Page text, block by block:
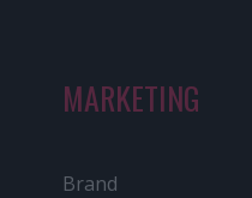
MARKETING
Brand